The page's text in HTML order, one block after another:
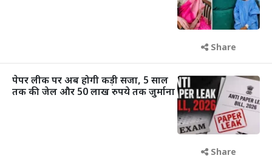
Share
पेपर लीक पर अब होगी कड़ी सजा, 5 साल
तक की जेल और 50 लाख रुपये तक जुर्माना
Share